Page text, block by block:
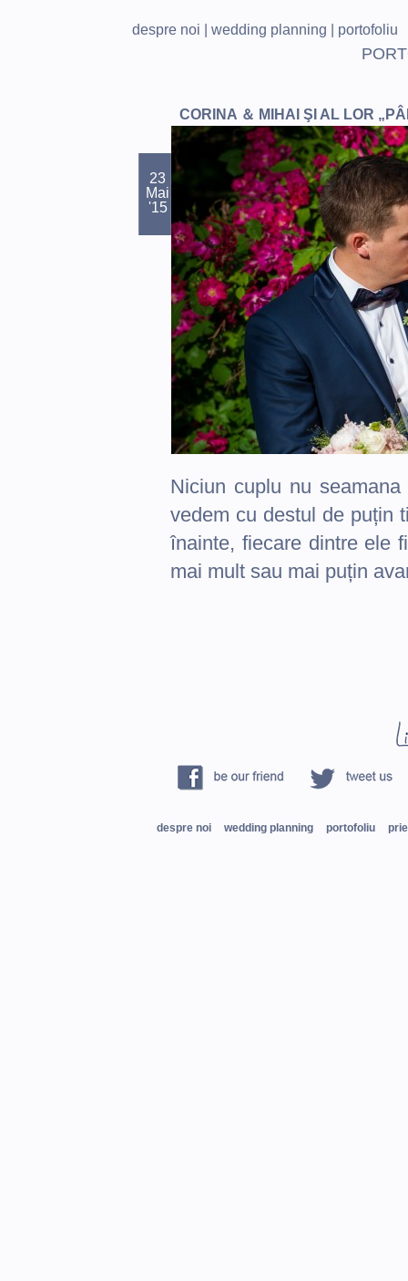
despre noi wedding planning portofoliu
CORINA ＆ MIHAI ŞI AL LOR
23
Mai
'15
Niciun cuplu nu
vedem cu destul de puțin
înainte, fiecare dintre ele
mai mult sau mai puțin
despre noi wedding planning portofoliu